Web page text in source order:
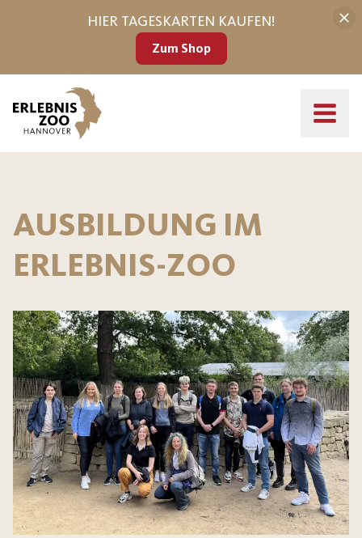
HIER TAGESKARTEN KAUFEN!
Zum Shop
AUSBILDUNG IM
ERLEBNIS-ZOO